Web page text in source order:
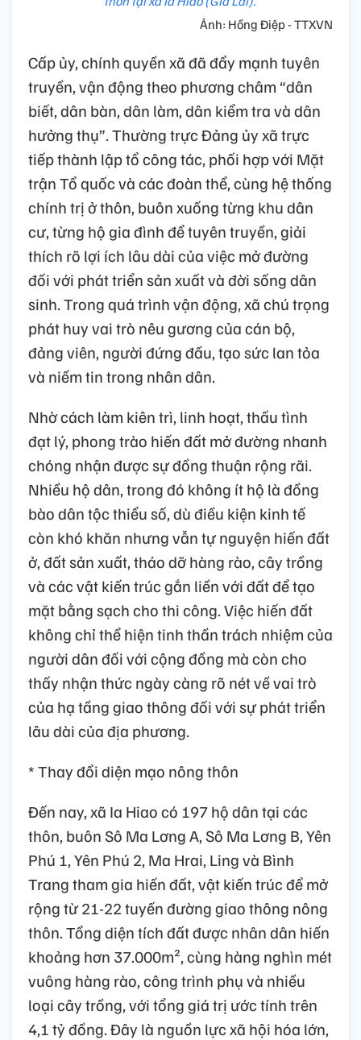
Ảnh: Hồng Điệp - TTXVN
Cấp ủy, chính quyền xã đã đẩy mạnh tuyên
truyền, vận động theo phương châm “dân
biết, dân bàn, dân làm, dân kiểm tra và dân
hưởng thụ”. Thường trực Đảng ủy xã trực
tiếp thành lập tổ công tác, phối hợp với Mặt
trận Tổ quốc và các đoàn thể, cùng hệ thống
chính trị ở thôn, buôn xuống từng khu dân
cư, từng hộ gia đình để tuyên truyền, giải
thích rõ lợi ích lâu dài của việc mở đường
đối với phát triển sản xuất và đời sống dân
sinh. Trong quá trình vận động, xã chú trọng
phát huy vai trò nêu gương của cán bộ,
đảng viên, người đứng đầu, tạo sức lan tỏa
và niềm tin trong nhân dân.
Nhờ cách làm kiên trì, linh hoạt, thấu tình
đạt lý, phong trào hiến đất mở đường nhanh
chóng nhận được sự đồng thuận rộng rãi.
Nhiều hộ dân, trong đó không ít hộ là đồng
bào dân tộc thiểu số, dù điều kiện kinh tế
còn khó khăn nhưng vẫn tự nguyện hiến đất
ở, đất sản xuất, tháo dỡ hàng rào, cây trồng
và các vật kiến trúc gắn liền với đất để tạo
mặt bằng sạch cho thi công. Việc hiến đất
không chỉ thể hiện tinh thần trách nhiệm của
người dân đối với cộng đồng mà còn cho
thấy nhận thức ngày càng rõ nét về vai trò
của hạ tầng giao thông đối với sự phát triển
lâu dài của địa phương.
* Thay đổi diện mạo nông thôn
Đến nay, xã Ia Hiao có 197 hộ dân tại các
thôn, buôn Sô Ma Lơng A, Sô Ma Lơng B, Yên
Phú 1, Yên Phú 2, Ma Hrai, Ling và Bình
Trang tham gia hiến đất, vật kiến trúc để mở
rộng từ 21-22 tuyến đường giao thông nông
thôn. Tổng diện tích đất được nhân dân hiến
khoảng hơn 37.000m², cùng hàng nghìn mét
vuông hàng rào, công trình phụ và nhiều
loại cây trồng, với tổng giá trị ước tính trên
4,1 tỷ đồng. Đây là nguồn lực xã hội hóa lớn,